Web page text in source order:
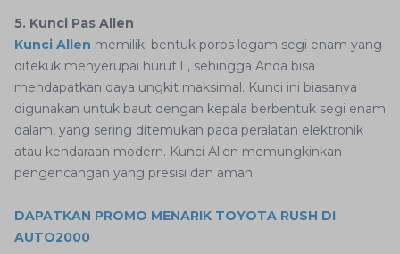
5. Kunci Pas Allen
Kunci Allen memiliki bentuk poros logam segi enam yang
ditekuk menyerupai huruf L, sehingga Anda bisa
mendapatkan daya ungkit maksimal. Kunci ini biasanya
digunakan untuk baut dengan kepala berbentuk segi enam
dalam, yang sering ditemukan pada peralatan elektronik
atau kendaraan modern. Kunci Allen memungkinkan
pengencangan yang presisi dan aman.
DAPATKAN PROMO MENARIK TOYOTA RUSH DI
AUTO2000